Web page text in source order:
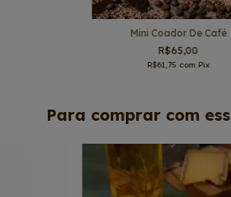
Mini Coador De Café
R$65,00
R$61,75 com Pix
Para comprar com